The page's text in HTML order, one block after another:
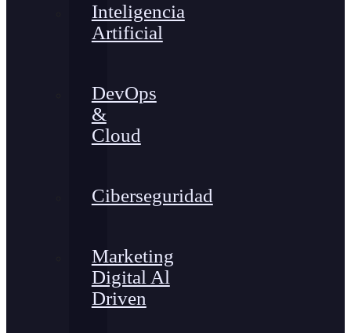
Inteligencia
Artificial
DevOps
&
Cloud
Ciberseguridad
Marketing
Digital Al
Driven